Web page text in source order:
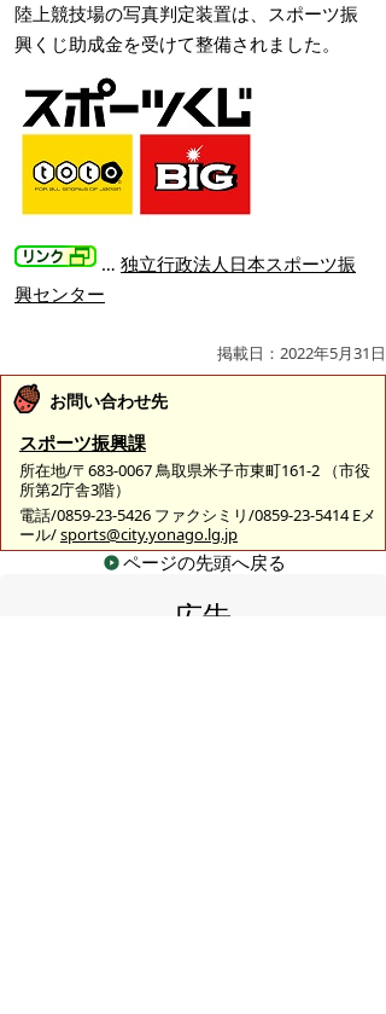
陸上競技場の写真判定装置は、スポーツ振
興くじ助成金を受けて整備されました。
… 独立行政法人日本スポーツ振
興センター
掲載日：2022年5月31日
お問い合わせ先
スポーツ振興課
所在地/〒683-0067 鳥取県米子市東町161-2 （市役
所第2庁舎3階）
電話/0859-23-5426 ファクシミリ/0859-23-5414 Eメ
ール/sports@city.yonago.lg.jp
ページの先頭へ戻る
広告